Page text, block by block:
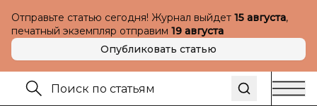
Отправьте статью сегодня! Журнал выйдет 15 августа,
печатный экземпляр отправим 19 августа
Опубликовать статью